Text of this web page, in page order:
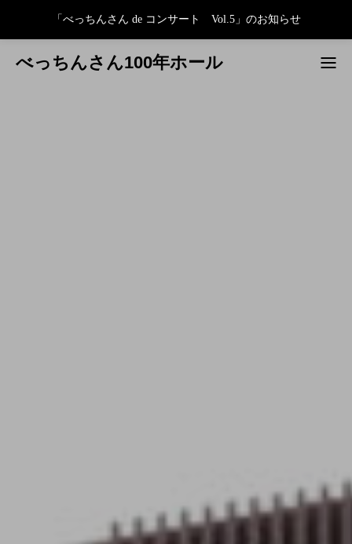
「べっちんさん de コンサート Vol.5」のお知らせ
べっちんさん100年ホール